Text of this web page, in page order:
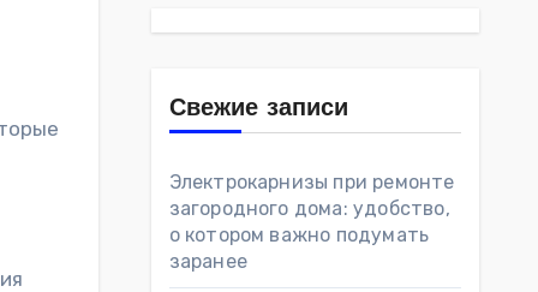
Свежие записи
Электрокарнизы при ремонте
загородного дома: удобство,
о котором важно подумать
заранее